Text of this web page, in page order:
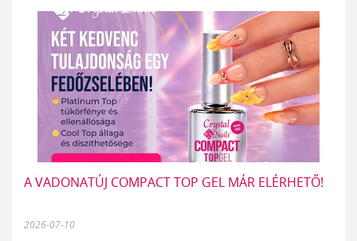
A VADONATÚJ COMPACT TOP GEL MÁR ELÉRHETŐ!
2026-07-10